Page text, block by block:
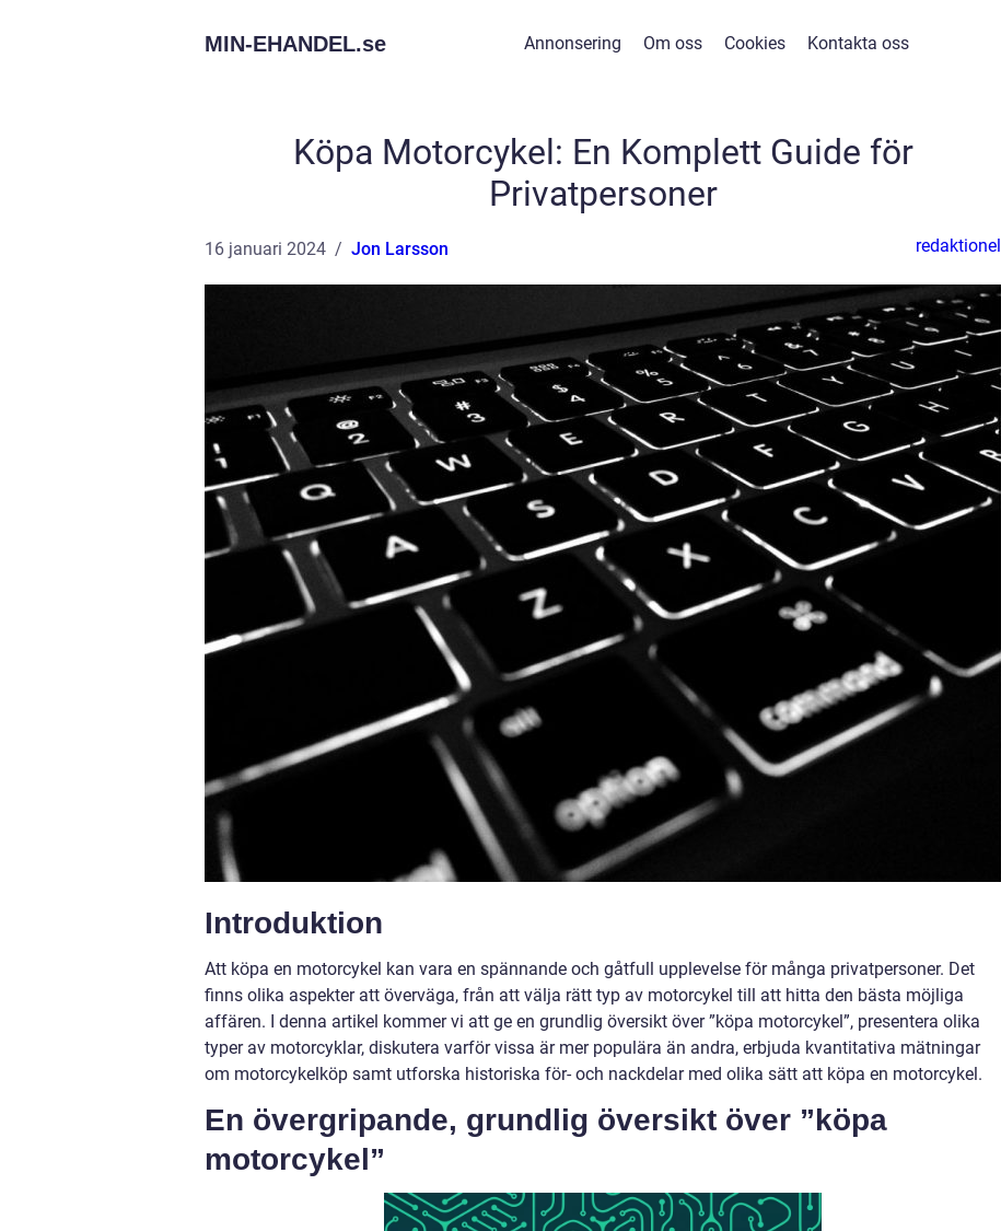
MIN-EHANDEL.se Annonsering Om oss Cookies Kontakta oss
Köpa Motorcykel: En Komplett Guide för
Privatpersoner
16 januari 2024 Jon Larsson redaktionel
Introduktion
Att köpa en motorcykel kan vara en spännande och gåtfull upplevelse för många privatpersoner. Det
finns olika aspekter att överväga, från att välja rätt typ av motorcykel till att hitta den bästa möjliga
affären. I denna artikel kommer vi att ge en grundlig översikt över ”köpa motorcykel”, presentera olika
typer av motorcyklar, diskutera varför vissa är mer populära än andra, erbjuda kvantitativa mätningar
om motorcykelköp samt utforska historiska för- och nackdelar med olika sätt att köpa en motorcykel.
En övergripande, grundlig översikt över ”köpa
motorcykel”